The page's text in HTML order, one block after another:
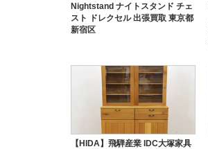
Nightstand ナイトスタンド チェ
スト ドレクセル 出張買取 東京都
新宿区
【HIDA】飛騨産業 IDC大塚家具